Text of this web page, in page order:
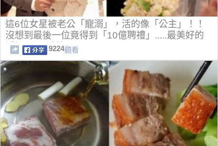
這6位女星被老公「寵溺」，活的像「公主」！！
沒想到最後一位竟得到「10億聘禮」.....最美好的
婚姻！！ 低質
9224觀看